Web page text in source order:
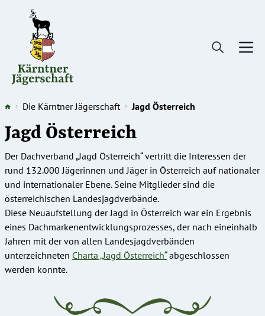
Die Kärntner Jägerschaft Jagd Österreich
Jagd Österreich
Der Dachverband „Jagd Österreich“ vertritt die Interessen der
rund 132.000 Jägerinnen und Jäger in Österreich auf nationaler
und internationaler Ebene. Seine Mitglieder sind die
österreichischen Landesjagdverbände.
Diese Neuaufstellung der Jagd in Österreich war ein Ergebnis
eines Dachmarkenentwicklungsprozesses, der nach eineinhalb
Jahren mit der von allen Landesjagdverbänden
unterzeichneten Charta „Jagd Österreich“abgeschlossen
werden konnte.